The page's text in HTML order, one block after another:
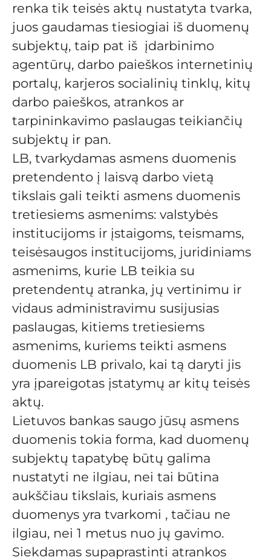
renka tik teisės aktų nustatyta tvarka,
juos gaudamas tiesiogiai iš duomenų
subjektų, taip pat iš įdarbinimo
agentūrų, darbo paieškos internetinių
portalų, karjeros socialinių tinklų, kitų
darbo paieškos, atrankos ar
tarpininkavimo paslaugas teikiančių
subjektų ir pan.
LB, tvarkydamas asmens duomenis
pretendento į laisvą darbo vietą
tikslais gali teikti asmens duomenis
tretiesiems asmenims: valstybės
institucijoms ir įstaigoms, teismams,
teisėsaugos institucijoms, juridiniams
asmenims, kurie LB teikia su
pretendentų atranka, jų vertinimu ir
vidaus administravimu susijusias
paslaugas, kitiems tretiesiems
asmenims, kuriems teikti asmens
duomenis LB privalo, kai tą daryti jis
yra įpareigotas įstatymų ar kitų teisės
aktų.
Lietuvos bankas saugo jūsų asmens
duomenis tokia forma, kad duomenų
subjektų tapatybę būtų galima
nustatyti ne ilgiau, nei tai būtina
aukščiau tikslais, kuriais asmens
duomenys yra tvarkomi , tačiau ne
ilgiau, nei 1 metus nuo jų gavimo.
Siekdamas supaprastinti atrankos